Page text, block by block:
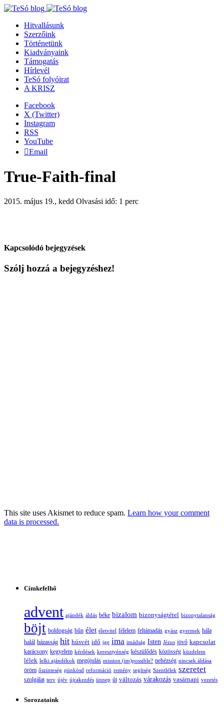
Hitvallásunk
Szerzőink
Történetünk
Kiadványaink
Támogatás
Hírlevél
TeSó folyóirat
A KRISZ
Facebook
X (Twitter)
Instagram
RSS
YouTube
Email
True-Faith-final
2015. május 19., kedd Olvasási idő: 1 perc
Kapcsolódó bejegyzések
Szólj hozzá a bejegyzéshez!
This site uses Akismet to reduce spam. Learn how your comment
data is processed.
Címkefelhő
advent ajándék áldás béke bizalom bizonyságtétel bizonytalanság
böjt boldogság bűn élet életvitel félelem feltámadás gyász gyermek hála
halál házasság hit húsvét idő ige ima imádság Isten Jézus jövő kapcsolat
karácsony kegyelem kérdések keresztyénség készülődés közösség küzdelem
lélek lelki ajándékok megújulás mission (im)possible? nehézség nincsek áldása
öröm őszinteség pünkösd reformáció remény segítség Szentlélek szeretet
szolgálat terv újév újrakezdés ünnep út változás várakozás vasárnapi vezetés
Sorozataink